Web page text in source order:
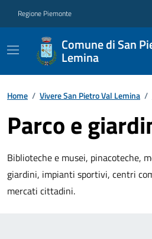
Regione Piemonte
Comune di San
Lemina
Home / Vivere San Pietro Val Lemina /
Parco e
Biblioteche e musei, pinacoteche,
giardini, impianti sportivi, centri
mercati cittadini.